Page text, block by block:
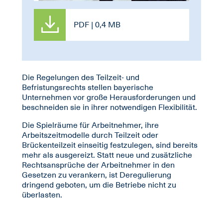
PDF | 0,4 MB
Die Regelungen des Teilzeit- und
Befristungsrechts stellen bayerische
Unternehmen vor große Herausforderungen und
beschneiden sie in ihrer notwendigen Flexibilität.
Die Spielräume für Arbeitnehmer, ihre
Arbeitszeitmodelle durch Teilzeit oder
Brückenteilzeit einseitig festzulegen, sind bereits
mehr als ausgereizt. Statt neue und zusätzliche
Rechtsansprüche der Arbeitnehmer in den
Gesetzen zu verankern, ist Deregulierung
dringend geboten, um die Betriebe nicht zu
überlasten.